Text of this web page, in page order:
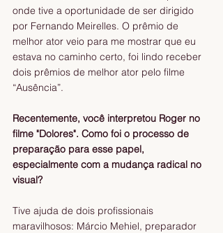
onde tive a oportunidade de ser dirigido
por Fernando Meirelles. O prêmio de
melhor ator veio para me mostrar que eu
estava no caminho certo, foi lindo receber
dois prêmios de melhor ator pelo filme
“Ausência”.
Recentemente, você interpretou Roger no
filme "Dolores". Como foi o processo de
preparação para esse papel,
especialmente com a mudança radical no
visual?
Tive ajuda de dois profissionais
maravilhosos: Márcio Mehiel, preparador